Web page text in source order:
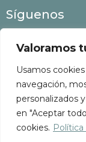
Valoramos
Usamos
navegación,
personalizados
en "Aceptar
cookies.
Síguenos
Colaboria©2022